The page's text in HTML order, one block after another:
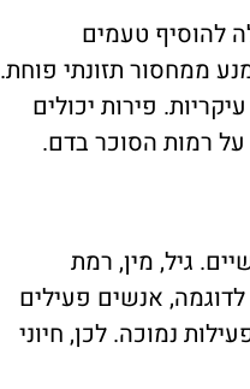
להוסיף טעמים
ממחסור תזונתי פוחת.
פירות יכולים
רמות הסוכר בדם.
גיל, מין, רמת
אנשים פעילים
נמוכה. לכן, חיוני